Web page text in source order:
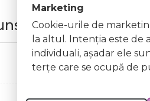
clienților
Marketing
Cookie-urile de
la altul. Intenţia este de
individuali, aşadar ele
terţe care se ocupă de